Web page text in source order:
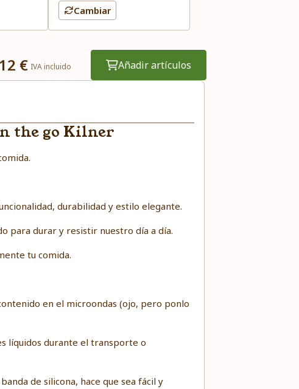
Cambiar
€ IVA incluido Añadir artículos
the go Kilner
durabilidad y estilo elegante.
para durar y resistir nuestro día a día.
tu comida.
en el microondas (ojo, pero ponlo
líquidos durante el transporte o
de silicona, hace que sea fácil y